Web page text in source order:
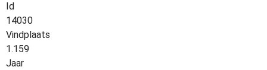
Id
14030
Vindplaats
1.159
Jaar